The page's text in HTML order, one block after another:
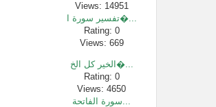
Views: 14951
تفسير سورة ا�...
Rating: 0
Views: 669
الخير كل الخ�...
Rating: 0
Views: 4650
سورة الفاتحة...